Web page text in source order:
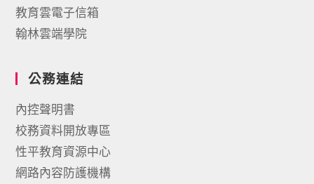
教育雲電子信箱
翰林雲端學院
公務連結
內控聲明書
校務資料開放專區
性平教育資源中心
網路內容防護機構